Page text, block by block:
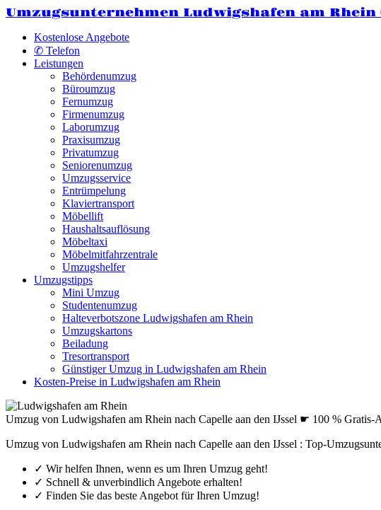
Umzugsunternehmen Ludwigshafen am Rhein
Kostenlose Angebote
✆ Telefon
Leistungen
Behördenumzug
Büroumzug
Fernumzug
Firmenumzug
Laborumzug
Praxisumzug
Privatumzug
Seniorenumzug
Umzugsservice
Entrümpelung
Klaviertransport
Möbellift
Haushaltsauflösung
Möbeltaxi
Möbelmitfahrzentrale
Umzugshelfer
Umzugstipps
Mini Umzug
Studentenumzug
Halteverbotszone Ludwigshafen am Rhein
Umzugskartons
Beiladung
Tresortransport
Günstiger Umzug in Ludwigshafen am Rhein
Kosten-Preise in Ludwigshafen am Rhein
Umzug von Ludwigshafen am Rhein nach Capelle aan den IJssel ☛ 100 % Gratis-
Umzug von Ludwigshafen am Rhein nach Capelle aan den IJssel : Top-
✓ Wir helfen Ihnen, wenn es um Ihren Umzug geht!
✓ Schnell & unverbindlich Angebote erhalten!
✓ Finden Sie das beste Angebot für Ihren Umzug!